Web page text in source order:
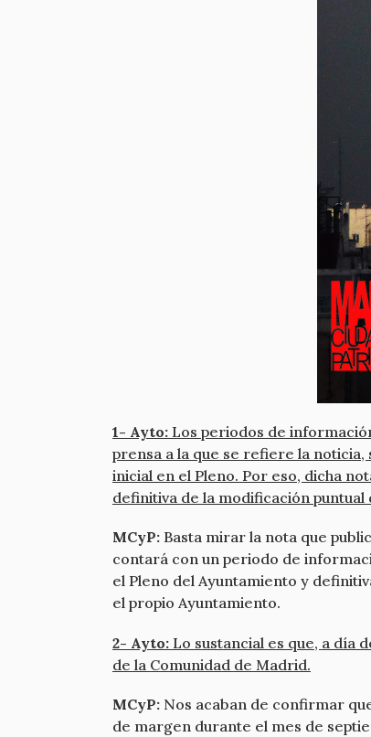
1- Ayto: Los periodos de
prensa a la que se refiere la
inicial en el Pleno. Por eso, dicha
definitiva de la modificación puntual
MCyP: Basta mirar la nota que
contará con un periodo de
el Pleno del Ayuntamiento y
el propio Ayuntamiento.
2- Ayto: Lo sustancial es que, a día
de la Comunidad de Madrid.
MCyP: Nos acaban de confirmar
de margen durante el mes de